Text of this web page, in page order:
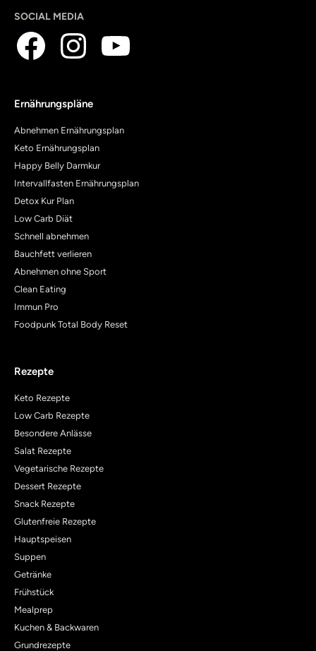
SOCIAL MEDIA
Ernährungspläne
Abnehmen Ernährungsplan
Keto Ernährungsplan
Happy Belly Darmkur
Intervallfasten Ernährungsplan
Detox Kur Plan
Low Carb Diät
Schnell abnehmen
Bauchfett verlieren
Abnehmen ohne Sport
Clean Eating
Immun Pro
Foodpunk Total Body Reset
Rezepte
Keto Rezepte
Low Carb Rezepte
Besondere Anlässe
Salat Rezepte
Vegetarische Rezepte
Dessert Rezepte
Snack Rezepte
Glutenfreie Rezepte
Hauptspeisen
Suppen
Getränke
Frühstück
Mealprep
Kuchen & Backwaren
Grundrezepte